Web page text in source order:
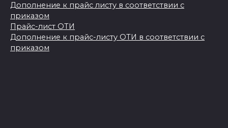
Дополнение к прайс листу в соответствии с
приказом
Прайс-лист ОТИ
Дополнение к прайс-листу ОТИ в соответствии с
приказом